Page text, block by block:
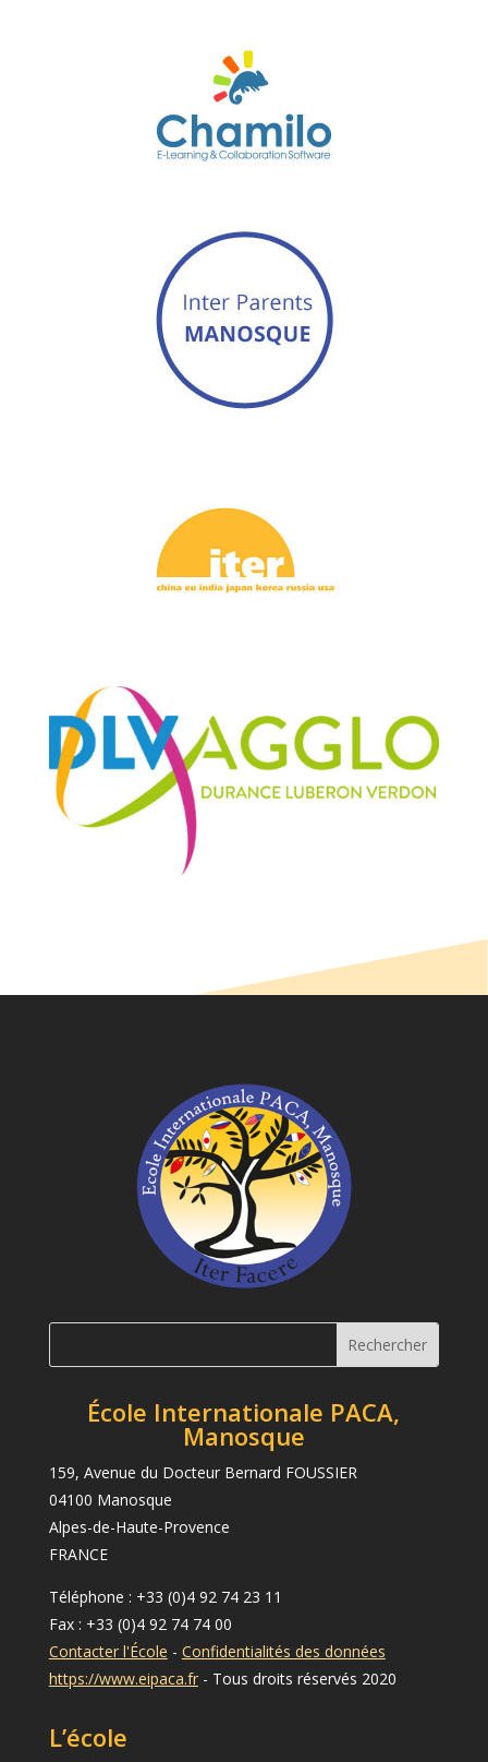
École Internationale PACA,
Manosque
159, Avenue du Docteur Bernard FOUSSIER
04100 Manosque
Alpes-de-Haute-Provence
FRANCE
Téléphone : +33 (0)4 92 74 23 11
Fax : +33 (0)4 92 74 74 00
Contacter l'École - Confidentialités des données
https://www.eipaca.fr- Tous droits réservés 2020
L’école